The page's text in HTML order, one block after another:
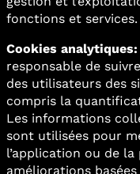
fonctions et services.
Cookies analytiques:
responsable de
des utilisateurs des
compris la
Les informations
sont utilisées pour
l’application ou de
améliorations basées